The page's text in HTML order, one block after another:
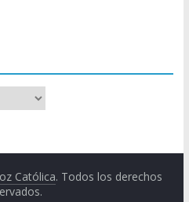
Católica. Todos los derechos